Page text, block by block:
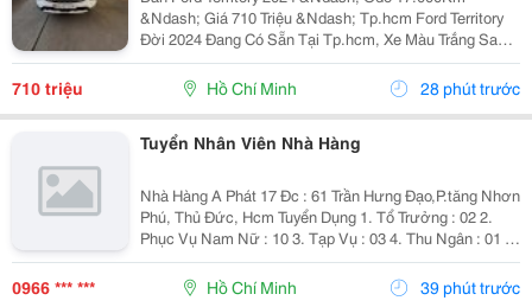
&Ndash; Giá 710 Triệu &Ndash; Tp.hcm Ford Territory
Đời 2024 Đang Có Sẵn Tại Tp.hcm, Xe Màu Trắng Sang
Trọng, Ngoại Hình Hiện Đại, Phù Hợp Nhu Cầu Sử Dụng
Gia Đình, Đi Làm Hoặc Kinh Doanh Dịch Vụ. &Diams;...
710 triệu Hồ Chí Minh 28 phút trước
Tuyển Nhân Viên Nhà Hàng
Nhà Hàng A Phát 17 Đc : 61 Trần Hưng Đạo,P.tăng Nhơn
Phú, Thủ Đức, Hcm Tuyển Dụng 1. Tổ Trưởng : 02 2.
Phục Vụ Nam Nữ : 10 3. Tạp Vụ : 03 4. Thu Ngân : 01 5.
Tiếp Thực : 02 6. Tả Hổ : 02 Mức Lương + Phụ Cấp :
Thoả Thuận Khi Phỏng...
0966 *** *** Hồ Chí Minh 39 phút trước